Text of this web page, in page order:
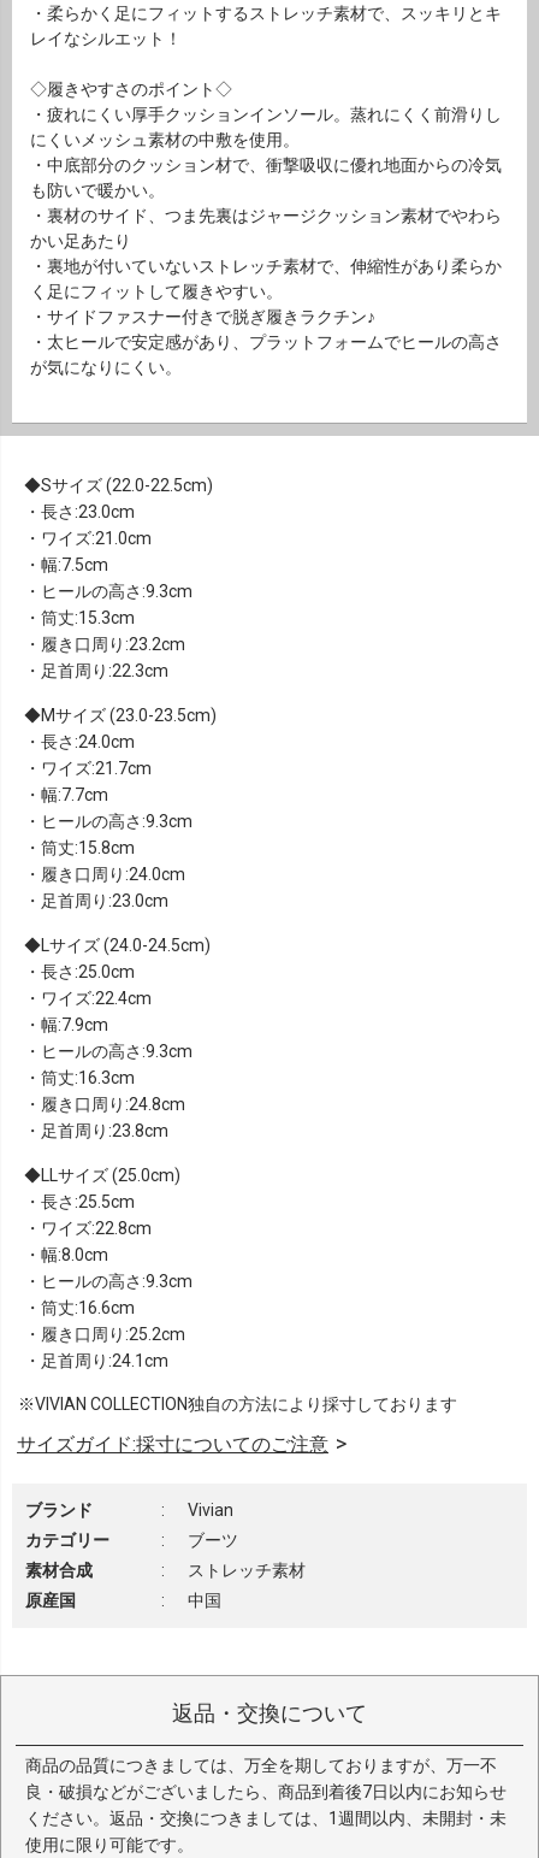
・柔らかく足にフィットするストレッチ素材で、スッキリとキ
レイなシルエット！
◇履きやすさのポイント◇
・疲れにくい厚手クッションインソール。蒸れにくく前滑りし
にくいメッシュ素材の中敷を使用。
・中底部分のクッション材で、衝撃吸収に優れ地面からの冷気
も防いで暖かい。
・裏材のサイド、つま先裏はジャージクッション素材でやわら
かい足あたり
・裏地が付いていないストレッチ素材で、伸縮性があり柔らか
く足にフィットして履きやすい。
・サイドファスナー付きで脱ぎ履きラクチン♪
・太ヒールで安定感があり、プラットフォームでヒールの高さ
が気になりにくい。
Sサイズ (22.0-22.5cm)
・長さ:23.0cm
・ワイズ:21.0cm
・幅:7.5cm
・ヒールの高さ:9.3cm
・筒丈:15.3cm
・履き口周り:23.2cm
・足首周り:22.3cm
Mサイズ (23.0-23.5cm)
・長さ:24.0cm
・ワイズ:21.7cm
・幅:7.7cm
・ヒールの高さ:9.3cm
・筒丈:15.8cm
・履き口周り:24.0cm
・足首周り:23.0cm
Lサイズ (24.0-24.5cm)
・長さ:25.0cm
・ワイズ:22.4cm
・幅:7.9cm
・ヒールの高さ:9.3cm
・筒丈:16.3cm
・履き口周り:24.8cm
・足首周り:23.8cm
LLサイズ (25.0cm)
・長さ:25.5cm
・ワイズ:22.8cm
・幅:8.0cm
・ヒールの高さ:9.3cm
・筒丈:16.6cm
・履き口周り:25.2cm
・足首周り:24.1cm
※VIVIAN COLLECTION独自の方法により採寸しております
サイズガイド:採寸についてのご注意
ブランド :
Vivian
カテゴリー
:
ブーツ
素材合成
:
ストレッチ素材
原産国
: 中国
返品・交換について
商品の品質につきましては、万全を期しておりますが、万一不
良・破損などがございましたら、商品到着後7日以内にお知らせ
ください。返品・交換につきましては、1週間以内、未開封・未
使用に限り可能です。